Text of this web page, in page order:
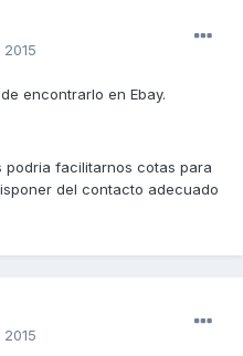
encontrarlo en Ebay.
facilitarnos cotas para
del contacto adecuado